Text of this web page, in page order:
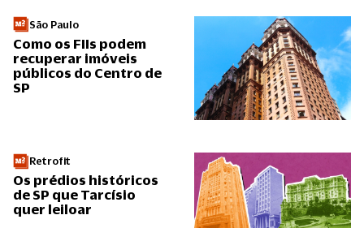
São Paulo
Como os FIIs podem
recuperar imóveis
públicos do Centro de
SP
Retrofit
Os prédios históricos
de SP que Tarcísio
quer leiloar